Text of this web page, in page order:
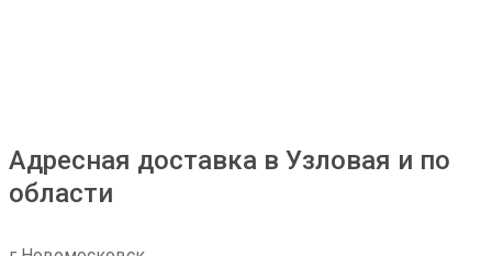
Адресная доставка в Узловая и по
области